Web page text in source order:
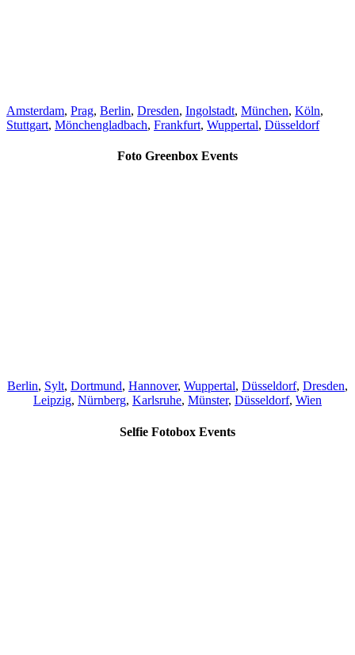
Amsterdam, Prag, Berlin, Dresden, Ingolstadt, München, Köln,
Stuttgart, Mönchengladbach, Frankfurt, Wuppertal, Düsseldorf
Foto Greenbox Events
Berlin, Sylt, Dortmund, Hannover, Wuppertal, Düsseldorf, Dresden,
Leipzig, Nürnberg, Karlsruhe, Münster, Düsseldorf, Wien
Selfie Fotobox Events